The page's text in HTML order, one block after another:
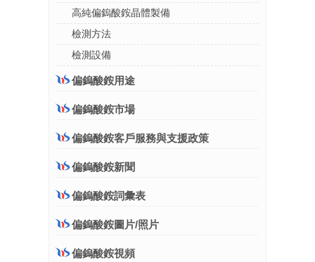
高純偏鎢酸銨晶體製備
檢測方法
檢測設備
偏鎢酸銨用途
偏鎢酸銨市場
偏鎢酸銨客戶服務與支援政策
偏鎢酸銨新聞
偏鎢酸銨詞彙表
偏鎢酸銨圖片/照片
偏鎢酸銨視頻